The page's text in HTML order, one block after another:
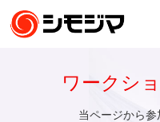
ワークシ
当ページから参